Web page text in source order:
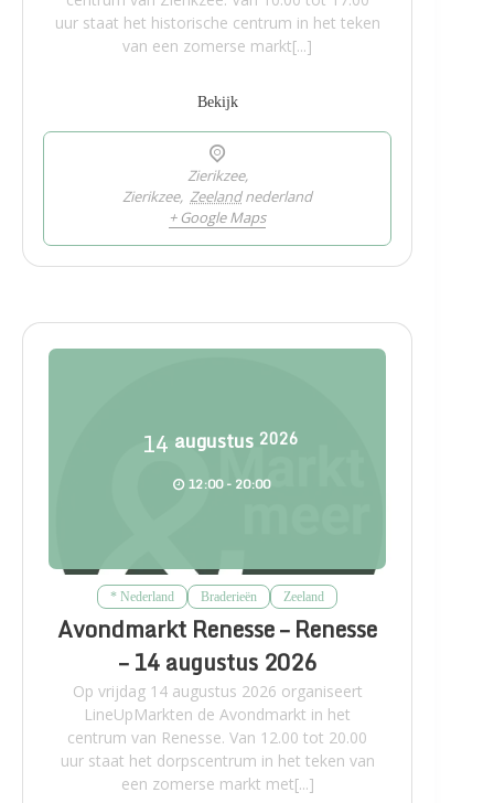
uur staat het historische centrum in het teken
van een zomerse markt[...]
Bekijk
Zierikzee,
Zierikzee, Zeeland nederland
+ Google Maps
14 augustus 2026
12:00 - 20:00
* Nederland Braderieën Zeeland
Avondmarkt Renesse – Renesse
– 14 augustus 2026
Op vrijdag 14 augustus 2026 organiseert
LineUpMarkten de Avondmarkt in het
centrum van Renesse. Van 12.00 tot 20.00
uur staat het dorpscentrum in het teken van
een zomerse markt met[...]